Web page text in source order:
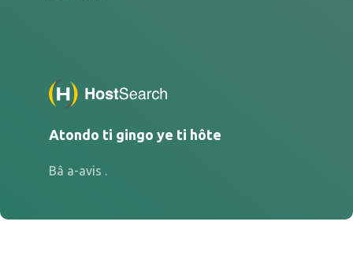
Atondo ti gingo ye ti hôte
Bâ a-avis .